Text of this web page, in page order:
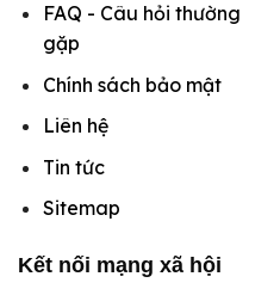
FAQ - Câu hỏi thường
gặp
Chính sách bảo mật
Liên hệ
Tin tức
Sitemap
Kết nối mạng xã hội